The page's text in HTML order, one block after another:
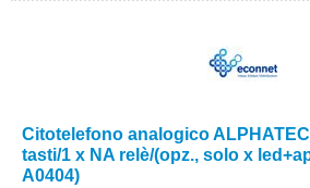
Citotelefono analogico
tasti/1 x NA relè/(opz., solo x
A0404)